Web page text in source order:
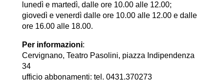
lunedì e martedì, dalle ore 10.00 alle 12.00;
giovedì e venerdì dalle ore 10.00 alle 12.00 e dalle
ore 16.00 alle 18.00.
Per informazioni:
Cervignano, Teatro Pasolini, piazza Indipendenza
34
ufficio abbonamenti: tel. 0431.370273